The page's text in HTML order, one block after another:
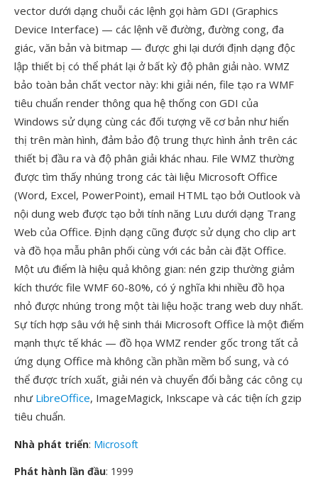
vector dưới dạng chuỗi các lệnh gọi hàm GDI (Graphics
Device Interface) — các lệnh vẽ đường, đường cong, đa
giác, văn bản và bitmap — được ghi lại dưới định dạng độc
lập thiết bị có thể phát lại ở bất kỳ độ phân giải nào. WMZ
bảo toàn bản chất vector này: khi giải nén, file tạo ra WMF
tiêu chuẩn render thông qua hệ thống con GDI của
Windows sử dụng cùng các đối tượng vẽ cơ bản như hiển
thị trên màn hình, đảm bảo độ trung thực hình ảnh trên các
thiết bị đầu ra và độ phân giải khác nhau. File WMZ thường
được tìm thấy nhúng trong các tài liệu Microsoft Office
(Word, Excel, PowerPoint), email HTML tạo bởi Outlook và
nội dung web được tạo bởi tính năng Lưu dưới dạng Trang
Web của Office. Định dạng cũng được sử dụng cho clip art
và đồ họa mẫu phân phối cùng với các bản cài đặt Office.
Một ưu điểm là hiệu quả không gian: nén gzip thường giảm
kích thước file WMF 60-80%, có ý nghĩa khi nhiều đồ họa
nhỏ được nhúng trong một tài liệu hoặc trang web duy nhất.
Sự tích hợp sâu với hệ sinh thái Microsoft Office là một điểm
mạnh thực tế khác — đồ họa WMZ render gốc trong tất cả
ứng dụng Office mà không cần phần mềm bổ sung, và có
thể được trích xuất, giải nén và chuyển đổi bằng các công cụ
như LibreOffice, ImageMagick, Inkscape và các tiện ích gzip
tiêu chuẩn.
Nhà phát triển: Microsoft
Phát hành lần đầu: 1999